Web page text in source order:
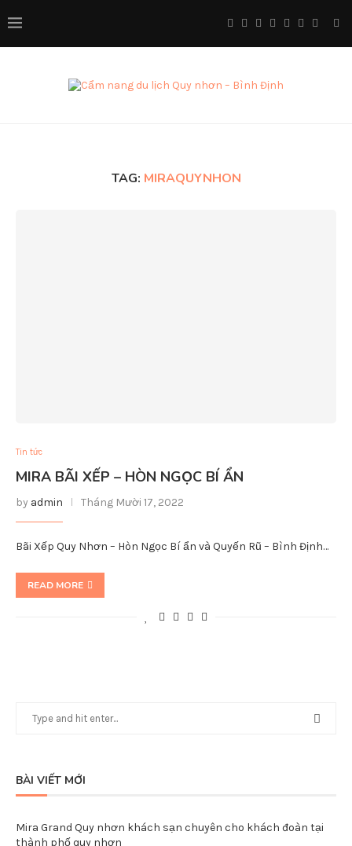
TAG: MIRAQUYNHON
Tin tức
MIRA BÃI XẾP – HÒN NGỌC BÍ ẨN
by admin Tháng Mười 17, 2022
Bãi Xếp Quy Nhơn – Hòn Ngọc Bí ẩn và Quyến Rũ – Bình Định…
READ MORE
BÀI VIẾT MỚI
Mira Grand Quy nhơn khách sạn chuyên cho khách đoàn tại
thành phố quy nhơn